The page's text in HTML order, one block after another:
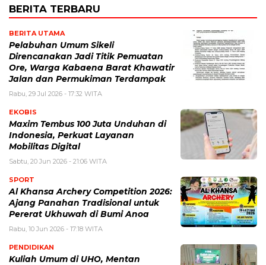
BERITA TERBARU
BERITA UTAMA
Pelabuhan Umum Sikeli
Direncanakan Jadi Titik Pemuatan
Ore, Warga Kabaena Barat Khawatir
Jalan dan Permukiman Terdampak
Rabu, 29 Jul 2026 - 17:32 WITA
EKOBIS
Maxim Tembus 100 Juta Unduhan di
Indonesia, Perkuat Layanan
Mobilitas Digital
Sabtu, 20 Jun 2026 - 21:06 WITA
SPORT
Al Khansa Archery Competition 2026:
Ajang Panahan Tradisional untuk
Pererat Ukhuwah di Bumi Anoa
Rabu, 10 Jun 2026 - 17:18 WITA
PENDIDIKAN
Kuliah Umum di UHO, Mentan